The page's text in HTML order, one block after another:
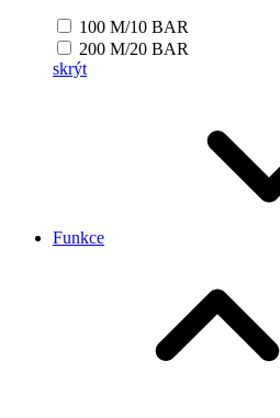
100 M/10 BAR
200 M/20 BAR
skrýt
Funkce